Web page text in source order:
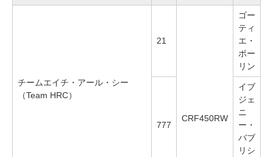
チームエイチ・アール・シー
（Team HRC）
21
CRF450RW
ゴー
ティ
エ・
ポー
リン
777
イブ
ジェ
ニ
ー・
バブ
リシ